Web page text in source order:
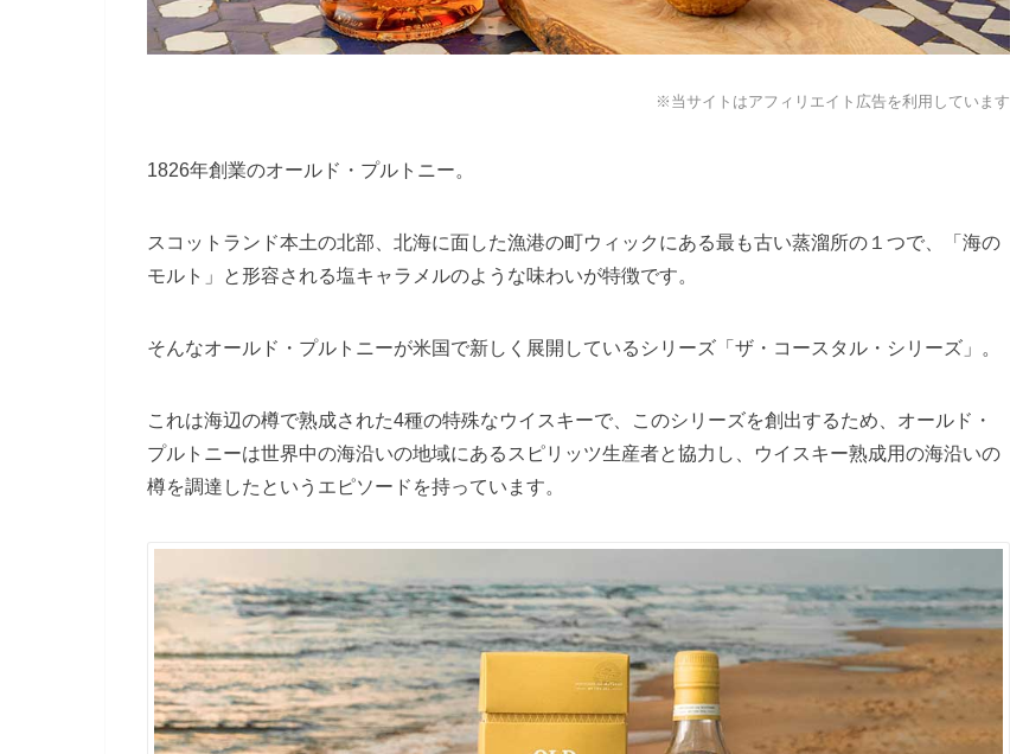
※当サイトはアフィリエイト広告を利用しています
1826年創業のオールド・プルトニー。
スコットランド本土の北部、 北海に面した漁港の町ウィックにある最も古い蒸溜所の１つで、「海の
モルト」と形容される塩キャラメルのような味わいが特徴です。
そんなオールド・プルトニーが米国で新しく展開しているシリーズ「ザ・コースタル・シリーズ」。
これは海辺の樽で熟成された4種の特殊なウイスキーで、
このシリーズを創出するため、オールド・
プルトニーは世界中の海沿いの地域にあるスピリッツ生産者と協力し、ウイスキー熟成用の海沿いの
樽を調達したというエピソードを持っています。